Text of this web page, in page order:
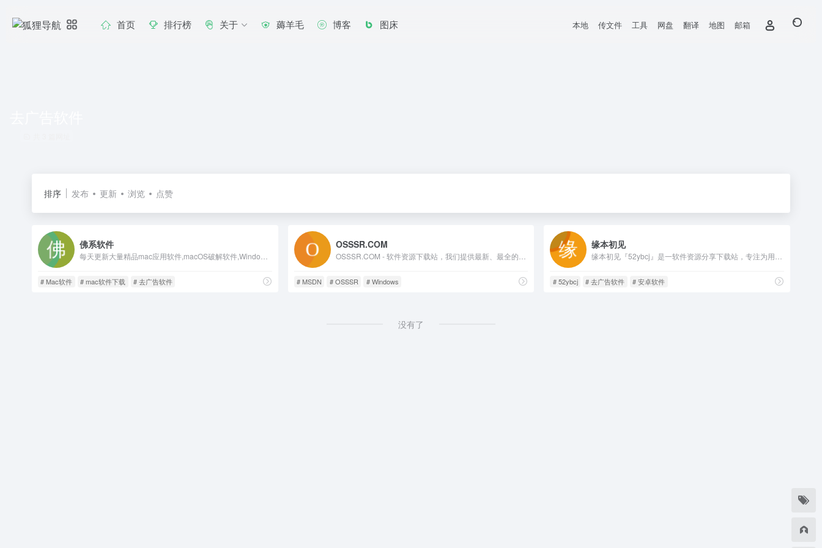
首页 排行榜 关于 薅羊毛 博客 图床 本地 传文件 工具 网盘 翻译 地图 邮箱
排序 发布 更新 浏览 点赞
佛系软件
# Mac软件 # mac软件下载 # 去广告软件
OSSSR.COM
# MSDN # OSSSR # Windows
缘本初见
# 52ybcj # 去广告软件 # 安卓软件
没有了